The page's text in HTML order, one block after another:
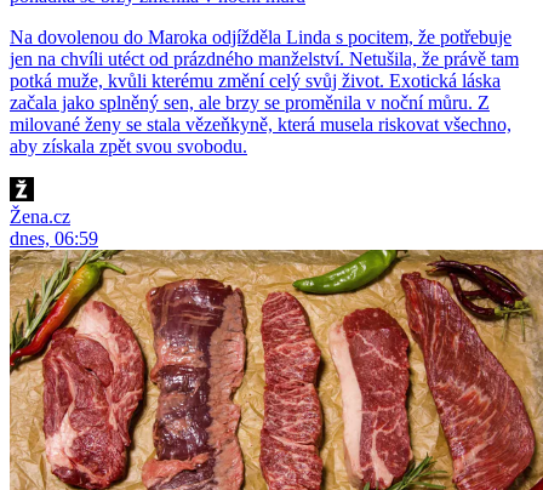
Na dovolenou do Maroka odjížděla Linda s pocitem, že potřebuje
jen na chvíli utéct od prázdného manželství. Netušila, že právě tam
potká muže, kvůli kterému změní celý svůj život. Exotická láska
začala jako splněný sen, ale brzy se proměnila v noční můru. Z
milované ženy se stala vězeňkyně, která musela riskovat všechno,
aby získala zpět svou svobodu.
Žena.cz
dnes, 06:59